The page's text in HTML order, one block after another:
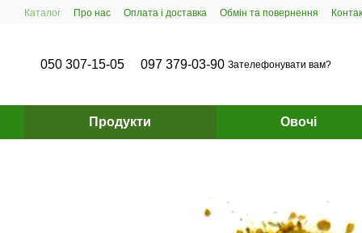
Перейти до основного контенту
Каталог Про нас Оплата і доставка Обмін та повернення
050 307-15-05 097 379-03-90 Зателефонувати вам?
Продукти Овочі